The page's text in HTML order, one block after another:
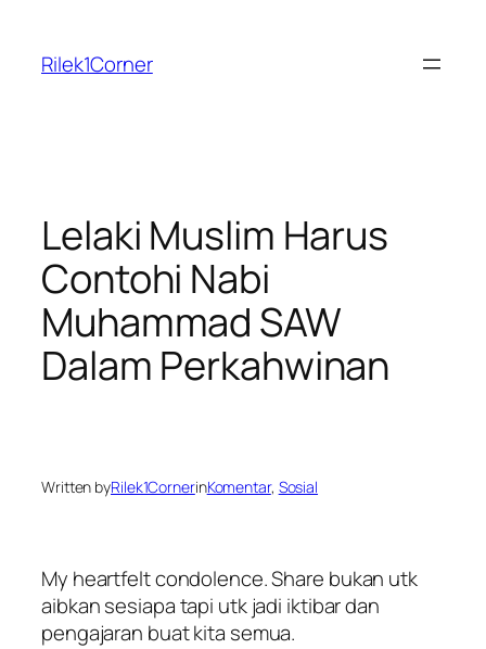
content
Rilek1Corner
Lelaki Muslim Harus
Contohi Nabi
Muhammad SAW
Dalam Perkahwinan
Written byRilek1CornerinKomentar, Sosial
My heartfelt condolence. Share bukan utk
aibkan sesiapa tapi utk jadi iktibar dan
pengajaran buat kita semua.